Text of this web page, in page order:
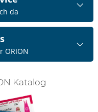
da
ORION
Katalog